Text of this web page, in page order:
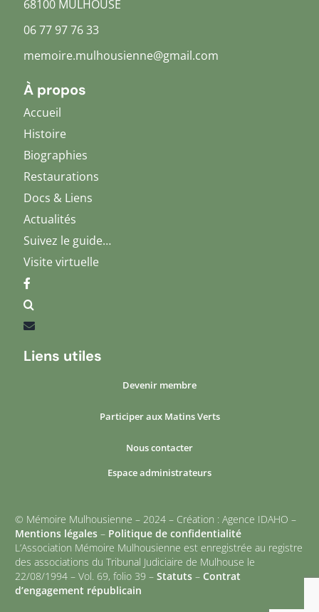
68100 MULHOUSE
06 77 97 76 33
memoire.mulhousienne@gmail.com
À propos
Accueil
Histoire
Biographies
Restaurations
Docs & Liens
Actualités
Suivez le guide…
Visite virtuelle
Liens utiles
Devenir membre
Participer aux Matins Verts
Nous contacter
Espace administrateurs
© Mémoire Mulhousienne – 2024 – Création : Agence IDAHO –
Mentions légales – Politique de confidentialité
L’Association Mémoire Mulhousienne est enregistrée au registre
des associations du Tribunal Judiciaire de Mulhouse le
22/08/1994 – Vol. 69, folio 39 –Statuts – Contrat
d’engagement républicain